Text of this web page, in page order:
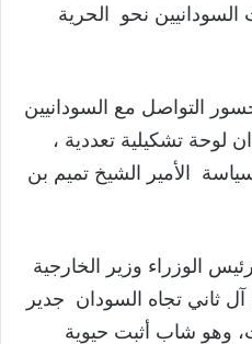
السودانيين نحو الحرية
التواصل مع السودانيين
لوحة تشكيلية تعددية ،
الأمير الشيخ تميم بن
الوزراء وزير الخارجية
ثاني تجاه السودان جدير
وهو شاب أثبت حيوية